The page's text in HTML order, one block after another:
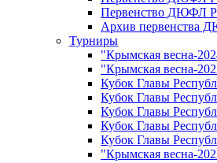
Первенство ДЮФЛ
Архив первенства
Турниры
"Крымская весна-
"Крымская весна-
Кубок Главы
Кубок Главы
Кубок Главы
Кубок Главы
Кубок Главы
"Крымская весна-